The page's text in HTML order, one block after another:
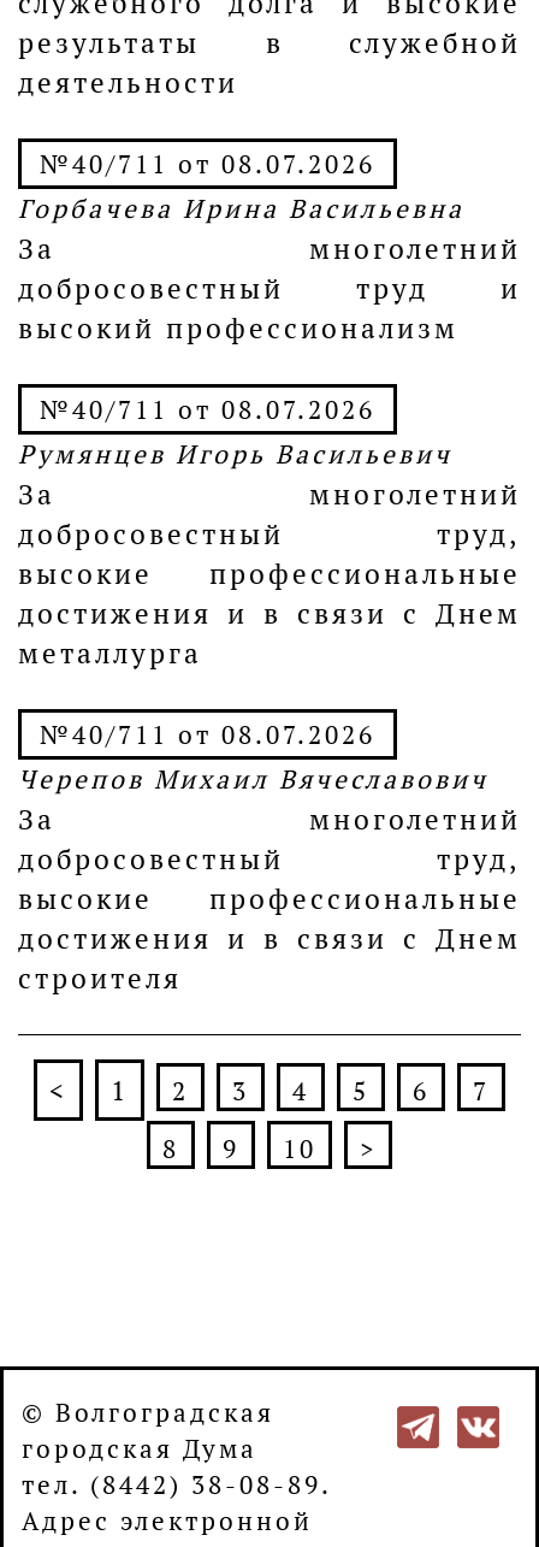
результаты в служебной
деятельности
№40/711 от 08.07.2026
Горбачева Ирина Васильевна
За многолетний
добросовестный труд и
высокий профессионализм
№40/711 от 08.07.2026
Румянцев Игорь Васильевич
За многолетний
добросовестный труд,
высокие профессиональные
достижения и в связи с Днем
металлурга
№40/711 от 08.07.2026
Черепов Михаил Вячеславович
За многолетний
добросовестный труд,
высокие профессиональные
достижения и в связи с Днем
строителя
< 1 2 3 4 5 6
7
8
9 10 >
© Волгоградская
городская Дума
тел. (8442) 38-08-89.
Адрес электронной